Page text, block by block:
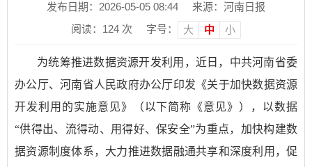
发布日期：2026-05-05 08:44
来源：河南日报
阅读： 124 次 字号： 大 中 小
为统筹推进数据资源开发利用，近日，中共河南省委
办公厅、河南省人民政府办公厅印发《关于加快数据资源
开发利用的实施意见》（以下简称《意见》），以数据
“供得出、流得动、用得好、保安全”为重点，加快构建数
据资源制度体系，大力推进数据融通共享和深度利用，促